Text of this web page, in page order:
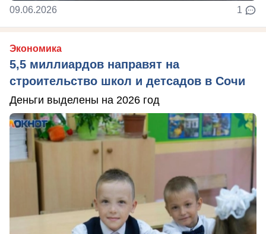
09.06.2026 1
Экономика
5,5 миллиардов направят на
строительство школ и детсадов в Сочи
Деньги выделены на 2026 год